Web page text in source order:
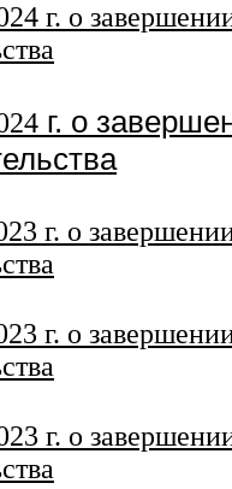
г. о
г. о
г. о
г. о
г. о